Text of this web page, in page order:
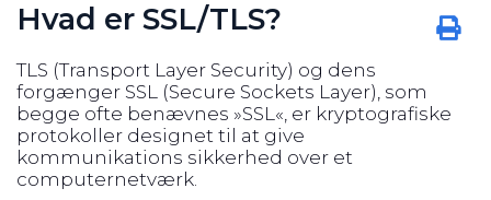
Hvad er SSL/TLS?
TLS (Transport Layer Security) og dens
forgænger SSL (Secure Sockets Layer), som
begge ofte benævnes »SSL«, er kryptografiske
protokoller designet til at give
kommunikations sikkerhed over et
computernetværk.